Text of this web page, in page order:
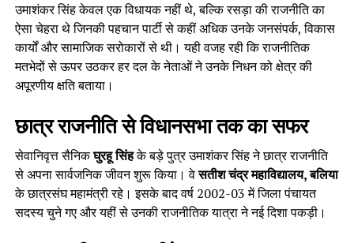
उमाशंकर सिंह केवल एक विधायक नहीं थे, बल्कि रसड़ा की राजनीति का
ऐसा चेहरा थे जिनकी पहचान पार्टी से कहीं अधिक उनके जनसंपर्क, विकास
कार्यों और सामाजिक सरोकारों से थी। यही वजह रही कि राजनीतिक
मतभेदों से ऊपर उठकर हर दल के नेताओं ने उनके निधन को क्षेत्र की
अपूरणीय क्षति बताया।
छात्र राजनीति से विधानसभा तक का सफर
सेवानिवृत्त सैनिकघुरहू सिंहके बड़े पुत्र उमाशंकर सिंह ने छात्र राजनीति
से अपना सार्वजनिक जीवन शुरू किया। वेसतीश चंद्र महाविद्यालय, बलिया
के छात्रसंघ महामंत्री रहे। इसके बाद वर्ष 2002-03 में जिला पंचायत
सदस्य चुने गए और यहीं से उनकी राजनीतिक यात्रा ने नई दिशा पकड़ी।